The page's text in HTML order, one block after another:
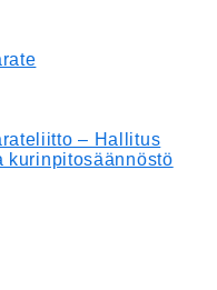
– Hallitus
kurinpitosäännöstö